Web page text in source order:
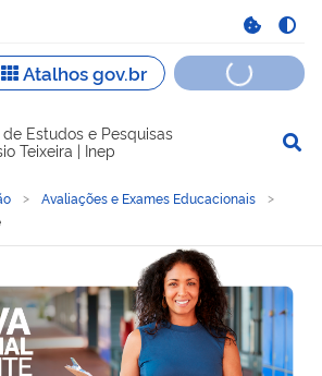
de navegação
Estudos e Pesquisas
Teixeira | Inep
Avaliações e Exames Educacionais
Docente